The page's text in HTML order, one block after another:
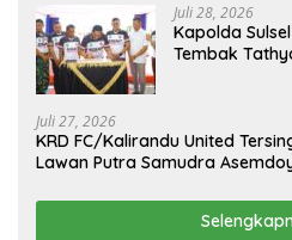
Juli 28, 2026
Kapolda
Tembak
Juli 27, 2026
KRD FC/Kalirandu United
Lawan Putra Samudra